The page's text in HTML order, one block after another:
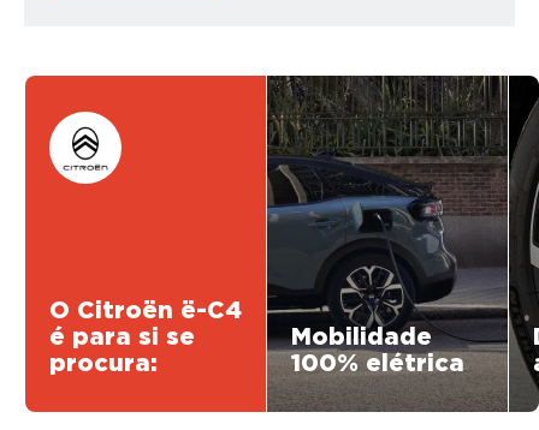
O Citroën ë-C4
é para si se
procura:
Mobilidade
100% elétrica